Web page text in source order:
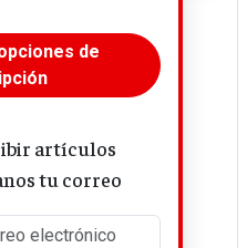
de
artículos
tu correo